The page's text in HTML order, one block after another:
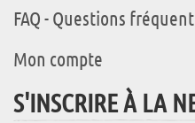
FAQ - Questions
Mon compte
S'INSCRIRE À LA